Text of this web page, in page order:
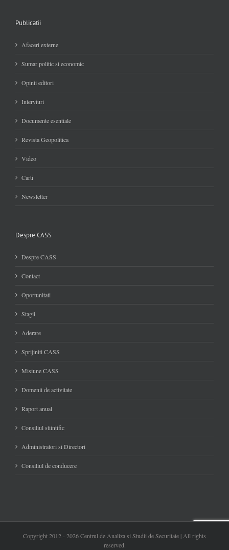
Publicatii
Afaceri externe
Sumar politic si economic
Opinii editori
Interviuri
Documente esentiale
Revista Geopolitica
Video
Carti
Newsletter
Despre CASS
Despre CASS
Contact
Oportunitati
Stagii
Aderare
Sprijiniti CASS
Misiune CASS
Domenii de activitate
Raport anual
Consiliul stiintific
Administratori si Directori
Consiliul de conducere
Copyright 2012 -2026 Centrul de Analiza si Studii de Securitate | All rights
reserved.